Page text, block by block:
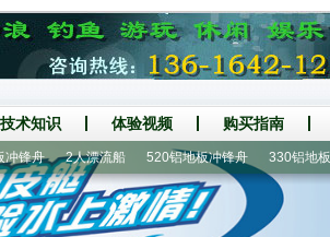
技术知识 体验视频 购买指南
舟 2人漂流船 520铝地板冲锋舟 330铝地板5人